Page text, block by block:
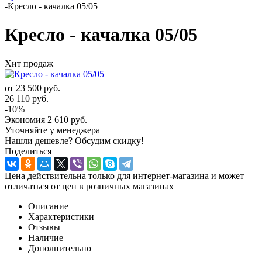
-Кресло - качалка 05/05
Кресло - качалка 05/05
Хит продаж
от 23 500 руб.
26 110 руб.
-10%
Экономия 2 610 руб.
Уточняйте у менеджера
Нашли дешевле? Обсудим скидку!
Поделиться
Цена действительна только для интернет-магазина и может
отличаться от цен в розничных магазинах
Описание
Характеристики
Отзывы
Наличие
Дополнительно